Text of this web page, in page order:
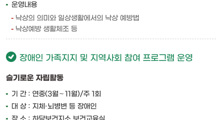
운영내용
낙상의 의미와 일상생활에서의 낙상 예방법
낙상예방 생활체조 등
장애인 가족지지 및 지역사회 참여 프로그램 운영
슬기로운 자립활동
기 간 : 연중(3월∼11월)/주 1회
대 상 : 지체·뇌병변 등 장애인
장 소 : 하당보건지소 보건교육실